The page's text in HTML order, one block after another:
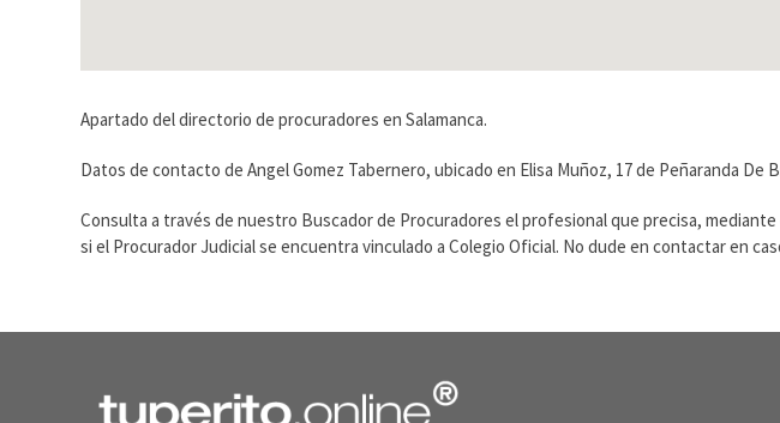
Apartado del directorio de procuradores en Salamanca.
Datos de contacto de Angel Gomez Tabernero, ubicado en Elisa Muñoz, 17 de Peñaranda De
Consulta a través de nuestro Buscador de Procuradores el profesional que precisa,
si el Procurador Judicial se encuentra vinculado a Colegio Oficial. No dude en contactar en